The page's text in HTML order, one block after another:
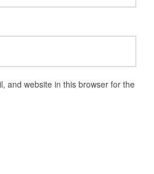
and website in this browser for the